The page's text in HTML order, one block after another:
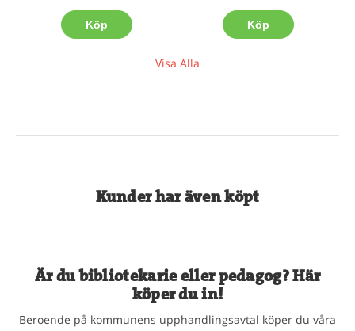
Köp Köp
Visa Alla
Kunder har även köpt
Är du bibliotekarie eller pedagog? Här
köper du in!
Beroende på kommunens upphandlingsavtal köper du våra